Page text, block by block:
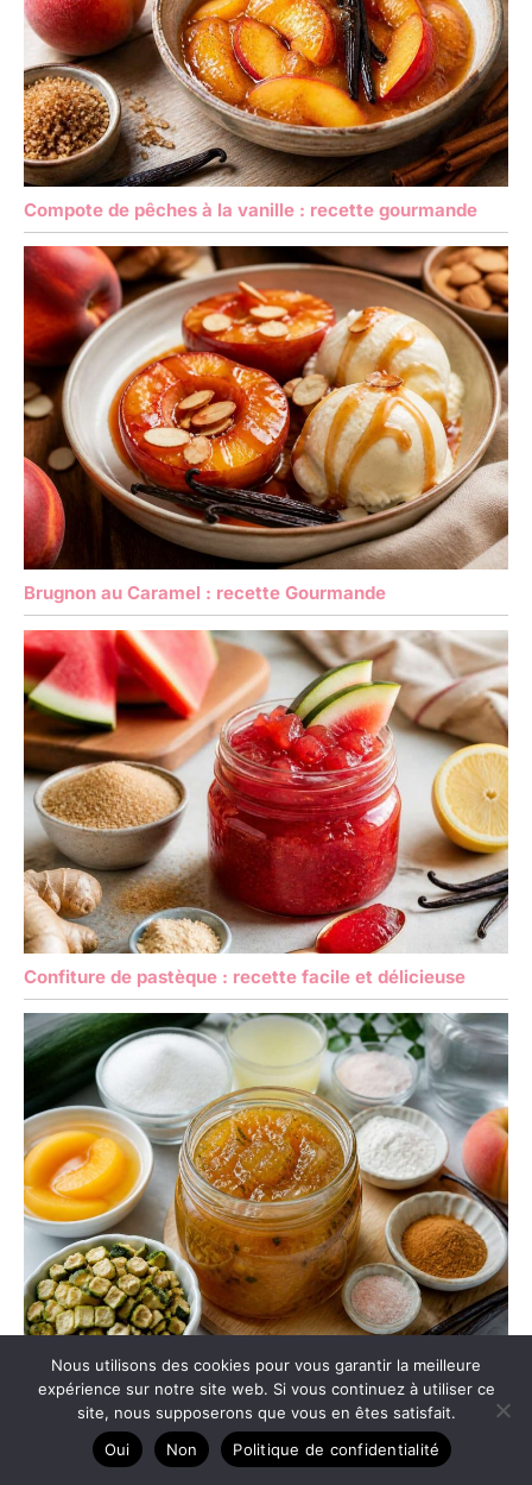
Compote de pêches à la vanille : recette gourmande
Brugnon au Caramel : recette Gourmande
Confiture de pastèque : recette facile et délicieuse
Recette de confiture courgettes et pêches maison
Copyright © 2026 Maman les ptits gâteaux
Nous utilisons des cookies pour vous garantir la meilleure
expérience sur notre site web. Si vous continuez à utiliser ce
site, nous supposerons que vous en êtes satisfait.
Oui
Non Politique de confidentialité